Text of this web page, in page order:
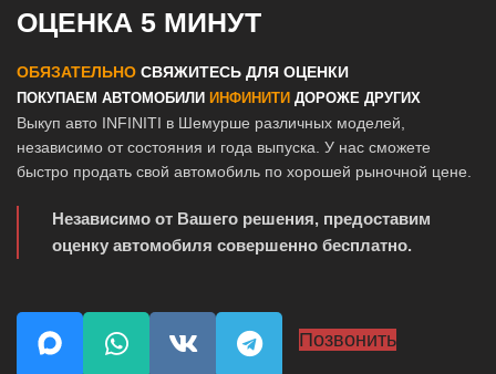
ОЦЕНКА 5 МИНУТ
ОБЯЗАТЕЛЬНО СВЯЖИТЕСЬ ДЛЯ ОЦЕНКИ
ПОКУПАЕМ АВТОМОБИЛИ ИНФИНИТИ ДОРОЖЕ ДРУГИХ
Выкуп авто INFINITI в Шемурше различных моделей,
независимо от состояния и года выпуска. У нас сможете
быстро продать свой автомобиль по хорошей рыночной цене.
Независимо от Вашего решения, предоставим
оценку автомобиля совершенно бесплатно.
Позвонить